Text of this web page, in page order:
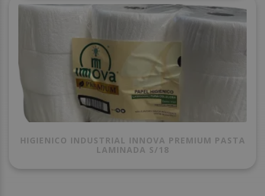
HIGIENICO INDUSTRIAL INNOVA PREMIUM PASTA
LAMINADA S/18